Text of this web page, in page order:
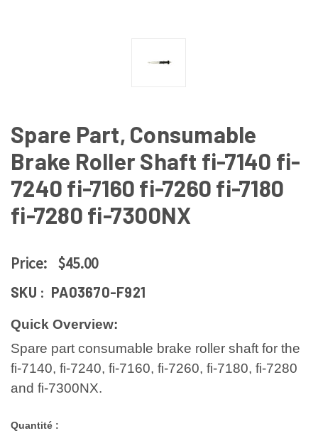
Spare Part, Consumable
Brake Roller Shaft fi-7140 fi-
7240 fi-7160 fi-7260 fi-7180
fi-7280 fi-7300NX
Price: $45.00
SKU : PA03670-F921
Quick Overview:
Spare part consumable brake roller shaft for the
fi-7140, fi-7240, fi-7160, fi-7260, fi-7180, fi-7280
and fi-7300NX.
Quantité :